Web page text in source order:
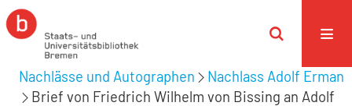
Nachlässe und Autographen
Nachlass Adolf Erman
Brief von Friedrich Wilhelm von Bissing an Adolf